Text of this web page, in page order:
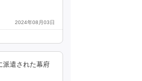
2024年08月03日
派遣された幕府